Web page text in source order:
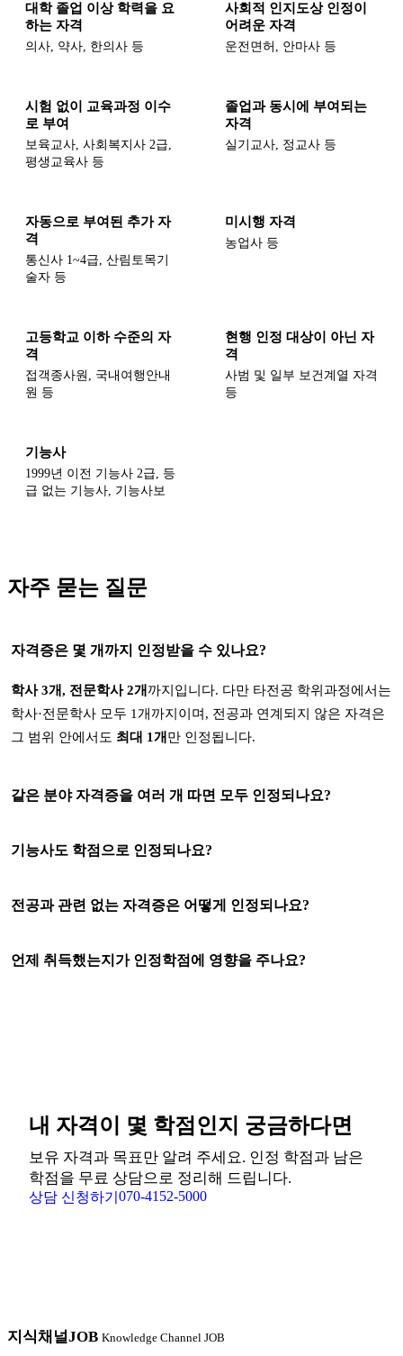
대학 졸업 이상 학력을 요
하는 자격
의사, 약사, 한의사 등
사회적 인지도상 인정이
어려운 자격
운전면허, 안마사 등
시험 없이 교육과정 이수
로 부여
보육교사, 사회복지사 2급,
평생교육사 등
졸업과 동시에 부여되는
자격
실기교사, 정교사 등
자동으로 부여된 추가 자
격
통신사 1~4급, 산림토목기
술자 등
미시행 자격
농업사 등
고등학교 이하 수준의 자
격
접객종사원, 국내여행안내
원 등
현행 인정 대상이 아닌 자
격
사범 및 일부 보건계열 자격
등
기능사
1999년 이전 기능사 2급, 등
급 없는 기능사, 기능사보
자주 묻는 질문
자격증은 몇 개까지 인정받을 수 있나요?
학사 3개, 전문학사 2개 까지입니다. 다만 타전공 학위과정에서는
학사·전문학사 모두 1개까지이며, 전공과 연계되지 않은 자격은
그 범위 안에서도 최대 1개 만 인정됩니다.
같은 분야 자격증을 여러 개 따면 모두 인정되나요?
기능사도 학점으로 인정되나요?
전공과 관련 없는 자격증은 어떻게 인정되나요?
언제 취득했는지가 인정학점에 영향을 주나요?
내 자격이 몇 학점인지 궁금하다면
보유 자격과 목표만 알려 주세요. 인정 학점과 남은
학점을 무료 상담으로 정리해 드립니다.
상담 신청하기 070-4152-5000
지식채널JOB Knowledge Channel JOB